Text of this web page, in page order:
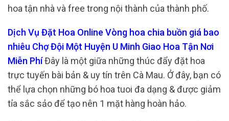
hoa tận nhà và free trong nội thành của thành phố.
Dịch Vụ Đặt Hoa Online Vòng hoa chia buồn giá bao
nhiêu Chợ Đội Một Huyện U Minh Giao Hoa Tận Nơi
Miễn PhíĐây là một giữa những thúc đẩy đặt hoa
trực tuyến bài bản & uy tín trên Cà Mau. Ở đây, bạn có
thể lựa chọn những bó hoa tuoi đa dạng & được giảm
tỉa sắc sảo để tạo nên 1 mặt hàng hoàn hảo.